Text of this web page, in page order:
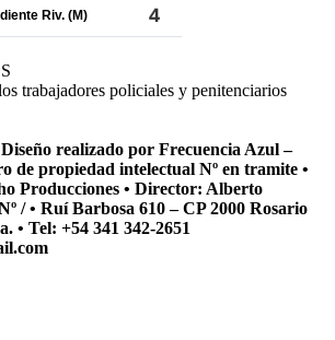
trabajadores policiales y penitenciarios
realizado por Frecuencia Azul –
de propiedad intelectual Nº en tramite •
Producciones • Director: Alberto
/ • Ruí Barbosa 610 – CP 2000 Rosario
• Tel: +54 341 342-2651